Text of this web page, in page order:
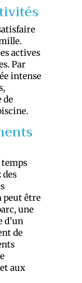
actives
Par
intense
de
temps
des
peut être
une
d’un
de
aux